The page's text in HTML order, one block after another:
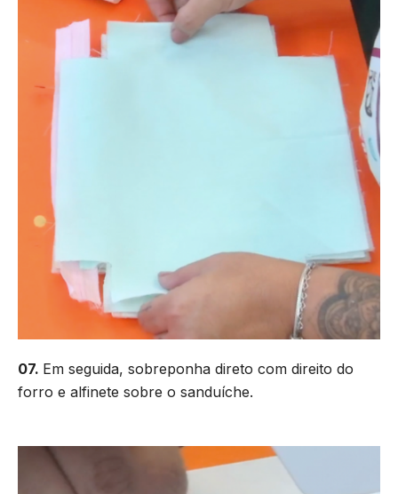
07. Em seguida, sobreponha direto com direito do
forro e alfinete sobre o sanduíche.